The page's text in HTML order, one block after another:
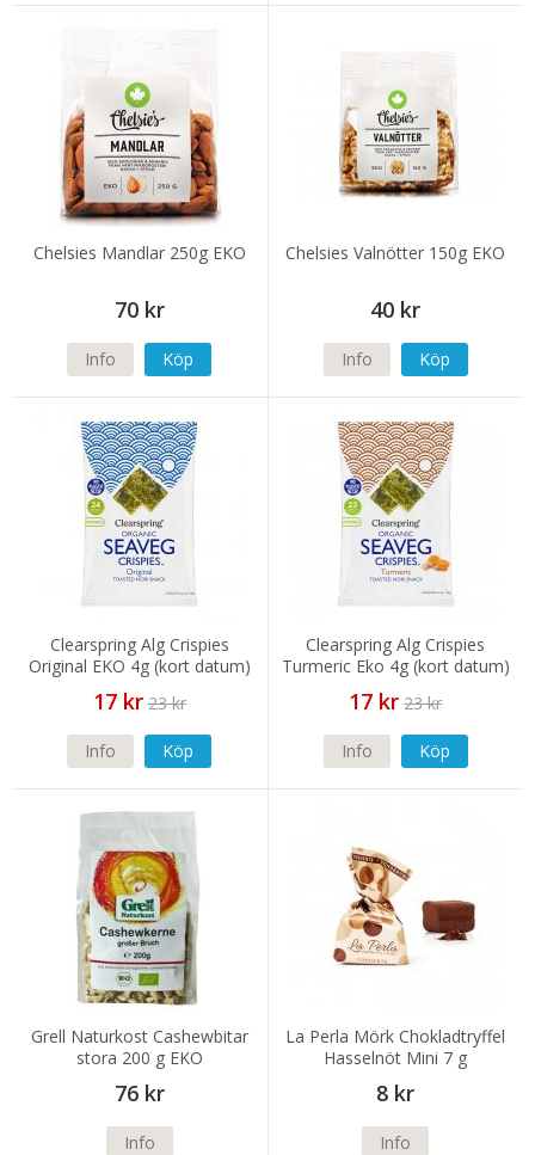
Chelsies Mandlar 250g EKO
70 kr
Info Köp
Chelsies Valnötter 150g EKO
40 kr
Info Köp
Clearspring Alg Crispies
Original EKO 4g (kort datum)
17 kr 23 kr
Info Köp
Clearspring Alg Crispies
Turmeric Eko 4g (kort datum)
17 kr 23 kr
Info Köp
Grell Naturkost Cashewbitar
stora 200 g EKO
76 kr
Info
La Perla Mörk Chokladtryffel
Hasselnöt Mini 7 g
8 kr
Info